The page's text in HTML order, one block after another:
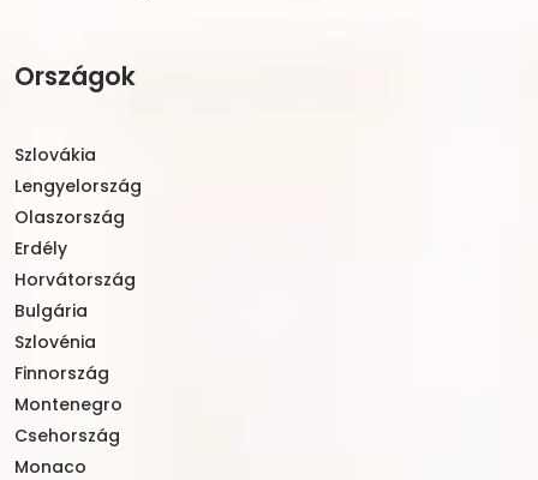
Országok
Szlovákia
Lengyelország
Olaszország
Erdély
Horvátország
Bulgária
Szlovénia
Finnország
Montenegro
Csehország
Monaco